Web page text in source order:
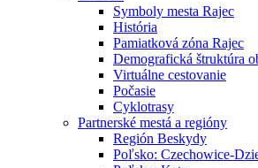
Symboly mesta Rajec
História
Pamiatková zóna Rajec
Demografická štruktúra
Virtuálne cestovanie
Počasie
Cyklotrasy
Partnerské mestá a regióny
Región Beskydy
Poľsko: Czechowice-